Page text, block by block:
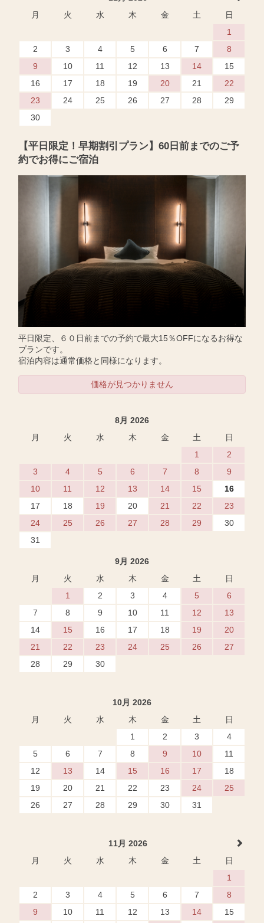
月
火 水 木 金 土
日
1
2
3 4 5 6 7
8
9
10 11 12 13 14
15
16
17 18 19 20 21
22
23
24 25 26 27 28
29
30
【平日限定！早期割引プラン】60日前までのご予
約でお得にご宿泊
平日限定、６０日前までの予約で最大15％OFFになるお得な
プランです。
宿泊内容は通常価格と同様になります。
価格が見つかりません
8月 2026
月
火 水 木 金 土
日
1
2
3
4 5 6 7 8
9
10
11 12 13 14 15
16
17
18 19 20 21 22
23
24
25 26 27 28 29
30
31
9月 2026
月
火 水 木 金 土
日
1
2 3 4 5
6
7
8 9 10 11 12
13
14
15 16 17 18 19
20
21
22 23 24 25 26
27
28
29 30
10月 2026
月
火 水 木 金 土
日
1
2 3
4
5
6 7 8 9 10
11
12
13 14 15 16 17
18
19
20 21 22 23 24
25
26
27 28 29 30 31
11月 2026
月
火 水 木 金 土
日
1
2
3 4 5 6 7
8
9
10 11 12 13 14
15